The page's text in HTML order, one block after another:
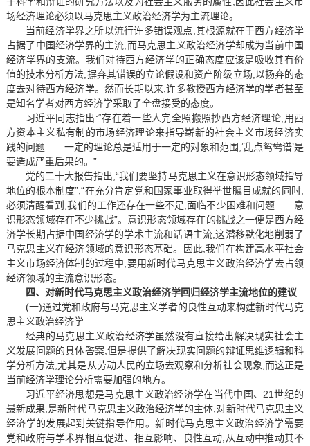
场经济理论必须以马克思主义政治经济学为主流理论。
当前经济学界之所以流行许多错误观点,其根源就在于西方经济学
占据了中国经济学界的主流,而马克思主义政治经济学却成为当前中国
经济学界的支流。我们对待西方经济学的正确态度应该是吸收其有价
值的技术分析方法,摒弃其错误的立论假设和资产阶级立场,以扬弃的态
度去对待西方经济学。然而长期以来,许多教授西方经济学的学者甚至
是知名学者对西方经济学采取了全盘接受的态度。
习近平同志指出:“存在着一些人完全照搬照抄西方经济理论,用西
方资本主义私有制的市场经济理论来指导崭新的社会主义市场经济实
践的问题……一定的理论总是适用于一定的对象和范围,‘乱点鸳鸯谱’是
要造成严重后果的。”
党的二十大报告指出,“我们要坚持马克思主义在意识形态领域指导
地位的根本制度”,“在充分肯定党和国家事业取得举世瞩目成就的同时,
必须清醒看到,我们的工作还存在一些不足,面临不少困难和问题……意
识形态领域存在不少挑战”。意识形态领域存在的挑战之一便是西方经
济学长期占据中国经济学的学术主流和话语主流,这潜移默化地削弱了
马克思主义在经济领域的意识形态基础。因此,我们在构建高水平社会
主义市场经济体制的过程中,要用新时代马克思主义政治经济学去占领
经济领域的主流意识形态。
四、对新时代马克思主义政治经济学回归经济学主流地位的建议
(一)通过党和政府与马克思主义学者的良性互动来构建新时代马克
思主义政治经济学
经典的马克思主义政治经济学虽然没有直接给出解决现实社会主
义发展问题的具体答案,但是提供了解决现实问题的辩证思维逻辑和科
学分析方法,尤其是从劳动人民的立场去观察和分析社会现象,而这正是
当前经济学理论分析需要加强的地方。
习近平经济思想是马克思主义政治经济学在当代中国、21世纪的
最新成果,是新时代马克思主义政治经济学的主体,对新时代马克思主义
经济学的发展起到关键指导作用。新时代马克思主义政治经济学需要
党和政府与学术界相互促进、相互影响、良性互动,从互动中推动其不